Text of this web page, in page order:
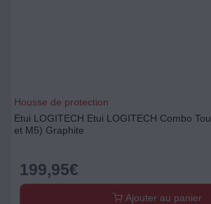
Housse de protection
Etui LOGITECH Etui LOGITECH Combo
et M5) Graphite
199,95€
Ajouter au panier